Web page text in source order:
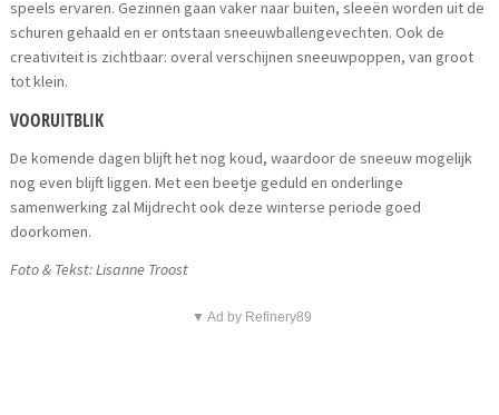
speels ervaren. Gezinnen gaan vaker naar buiten, sleeën worden uit de
schuren gehaald en er ontstaan sneeuwballengevechten. Ook de
creativiteit is zichtbaar: overal verschijnen sneeuwpoppen, van groot
tot klein.
VOORUITBLIK
De komende dagen blijft het nog koud, waardoor de sneeuw mogelijk
nog even blijft liggen. Met een beetje geduld en onderlinge
samenwerking zal Mijdrecht ook deze winterse periode goed
doorkomen.
Foto & Tekst: Lisanne Troost
▼ Ad by Refinery89